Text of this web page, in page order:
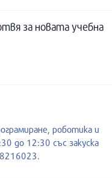
за новата учебна
роботика и
до 12:30 със закуска